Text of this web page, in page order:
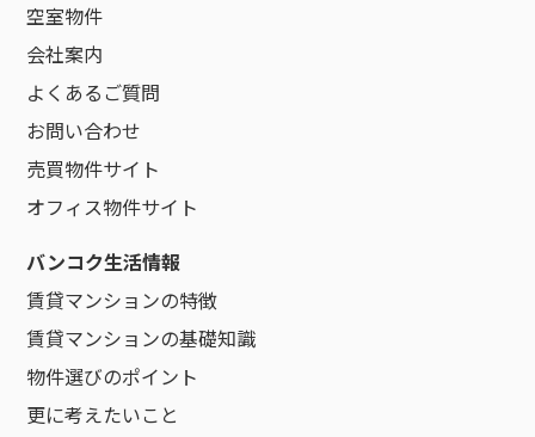
空室物件
会社案内
よくあるご質問
お問い合わせ
売買物件サイト
オフィス物件サイト
バンコク生活情報
賃貸マンションの特徴
賃貸マンションの基礎知識
物件選びのポイント
更に考えたいこと